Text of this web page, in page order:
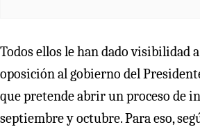
Todos ellos le han dado visibilidad
oposición al gobierno del
que pretende abrir un proceso de
septiembre y octubre. Para eso,